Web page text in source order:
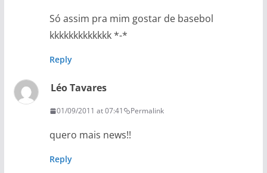
Só assim pra mim gostar de basebol
kkkkkkkkkkkkk *-*
Reply
Léo Tavares
01/09/2011 at 07:41 Permalink
quero mais news!!
Reply